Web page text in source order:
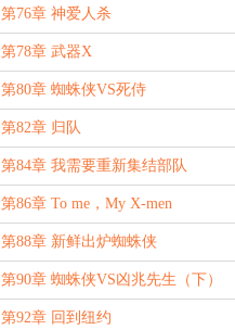
第76章 神爱人杀
第78章 武器X
第80章 蜘蛛侠VS死侍
第82章 归队
第84章 我需要重新集结部队
第86章 To me，My X-men
第88章 新鲜出炉蜘蛛侠
第90章 蜘蛛侠VS凶兆先生（下）
第92章 回到纽约